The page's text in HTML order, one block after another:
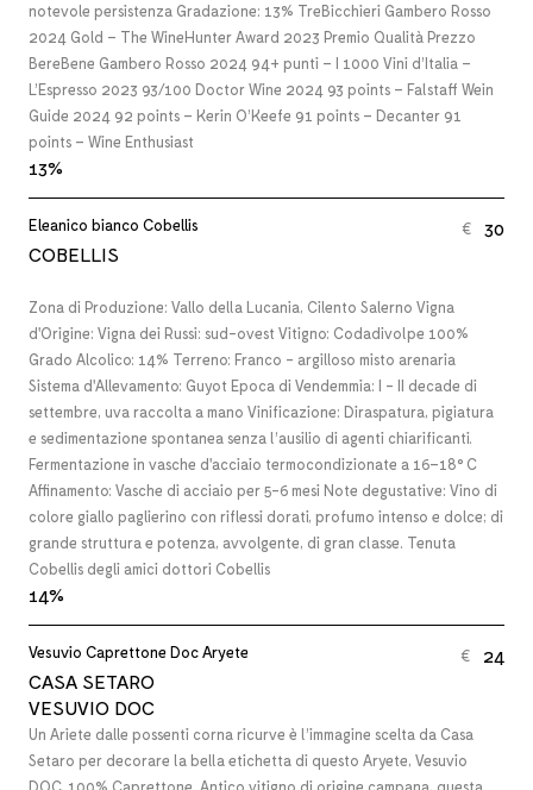
notevole persistenza Gradazione: 13% TreBicchieri Gambero Rosso
2024 Gold – The WineHunter Award 2023 Premio Qualità Prezzo
BereBene Gambero Rosso 2024 94+ punti – I 1000 Vini d’Italia –
L’Espresso 2023 93/100 Doctor Wine 2024 93 points – Falstaff Wein
Guide 2024 92 points – Kerin O’Keefe 91 points – Decanter 91
points – Wine Enthusiast
13%
Eleanico bianco Cobellis €
30
COBELLIS
Zona di Produzione: Vallo della Lucania, Cilento Salerno Vigna
d'Origine: Vigna dei Russi: sud-ovest Vitigno: Codadivolpe 100%
Grado Alcolico: 14% Terreno: Franco - argilloso misto arenaria
Sistema d'Allevamento: Guyot Epoca di Vendemmia: I - II decade di
settembre, uva raccolta a mano Vinificazione: Diraspatura, pigiatura
e sedimentazione spontanea senza l’ausilio di agenti chiarificanti.
Fermentazione in vasche d'acciaio termocondizionate a 16–18° C
Affinamento: Vasche di acciaio per 5-6 mesi Note degustative: Vino di
colore giallo paglierino con riflessi dorati, profumo intenso e dolce; di
grande struttura e potenza, avvolgente, di gran classe. Tenuta
Cobellis degli amici dottori Cobellis
14%
Vesuvio Caprettone Doc Aryete €
24
CASA SETARO
VESUVIO DOC
Un Ariete dalle possenti corna ricurve è l’immagine scelta da Casa
Setaro per decorare la bella etichetta di questo Aryete, Vesuvio
DOC, 100% Caprettone. Antico vitigno di origine campana, questa